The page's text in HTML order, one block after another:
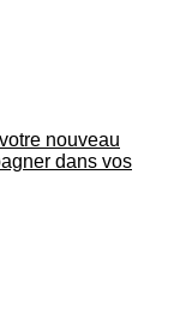
nouveau
dans vos